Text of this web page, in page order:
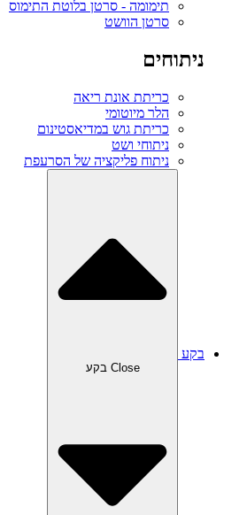
תימומה - סרטן בלוטת התימוס
סרטן הוושט
ניתוחים
כריתת אונת ריאה‎
הלר מיוטומי
כריתת גוש במדיאסטינום
ניתוחי ושט
ניתוח פליקציה של הסרעפת
בקע
Close בקע